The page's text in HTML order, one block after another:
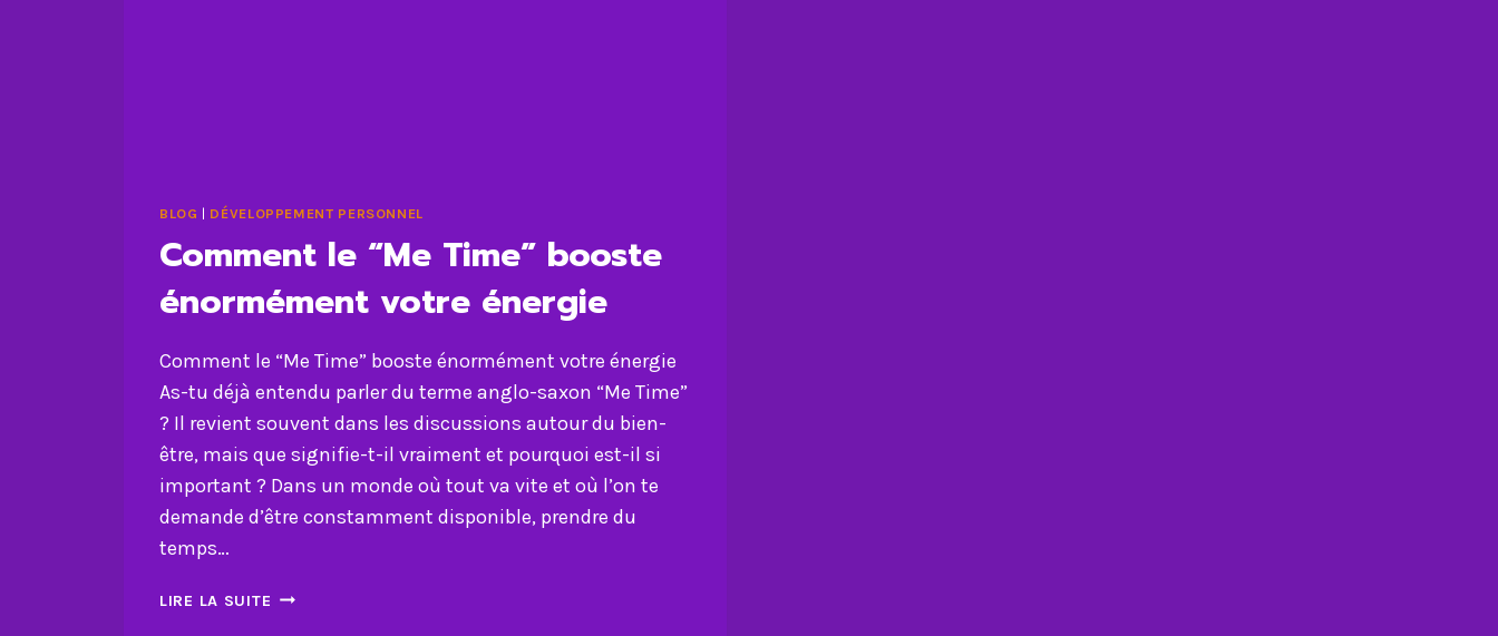
BLOG | DÉVELOPPEMENT PERSONNEL
Comment le “Me Time” booste
énormément votre énergie
Comment le “Me Time” booste énormément votre énergie
As-tu déjà entendu parler du terme anglo-saxon “Me Time”
? Il revient souvent dans les discussions autour du bien-
être, mais que signifie-t-il vraiment et pourquoi est-il si
important ? Dans un monde où tout va vite et où l’on te
demande d’être constamment disponible, prendre du
temps…
LIRE LA SUITE COMMENT